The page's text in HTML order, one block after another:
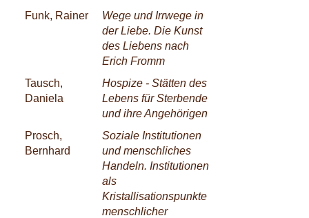
Funk, Rainer
Wege und Irrwege in
der Liebe. Die Kunst
des Liebens nach
Erich Fromm
Tausch,
Daniela
Hospize - Stätten des
Lebens für Sterbende
und ihre Angehörigen
Prosch,
Bernhard
Soziale Institutionen
und menschliches
Handeln. Institutionen
als
Kristallisationspunkte
menschlicher